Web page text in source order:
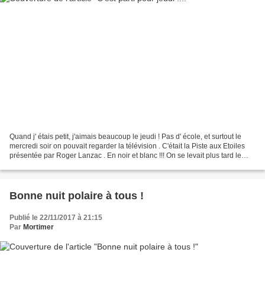
Quand j' étais petit, j'aimais beaucoup le jeudi ! Pas d' école, et surtout le
mercredi soir on pouvait regarder la télévision . C'était la Piste aux Etoiles
présentée par Roger Lanzac . En noir et blanc !!! On se levait plus tard le
Bonne nuit polaire à tous !
Publié le 22/11/2017 à 21:15
Par Mortimer